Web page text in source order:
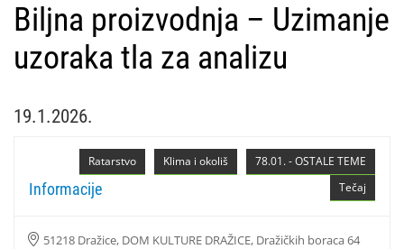
Biljna proizvodnja – Uzimanje
uzoraka tla za analizu
19.1.2026.
78.01. - OSTALE TEME
Klima i okoliš
Ratarstvo
Tečaj
Informacije
51218 Dražice, DOM KULTURE DRAŽICE, Dražičkih boraca 64